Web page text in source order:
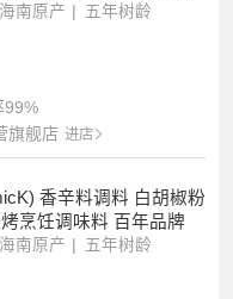
海南原产 五年树龄
99%
旗舰店 进店
香辛料调料 白胡椒粉
烹饪调味料 百年品牌
海南原产 五年树龄